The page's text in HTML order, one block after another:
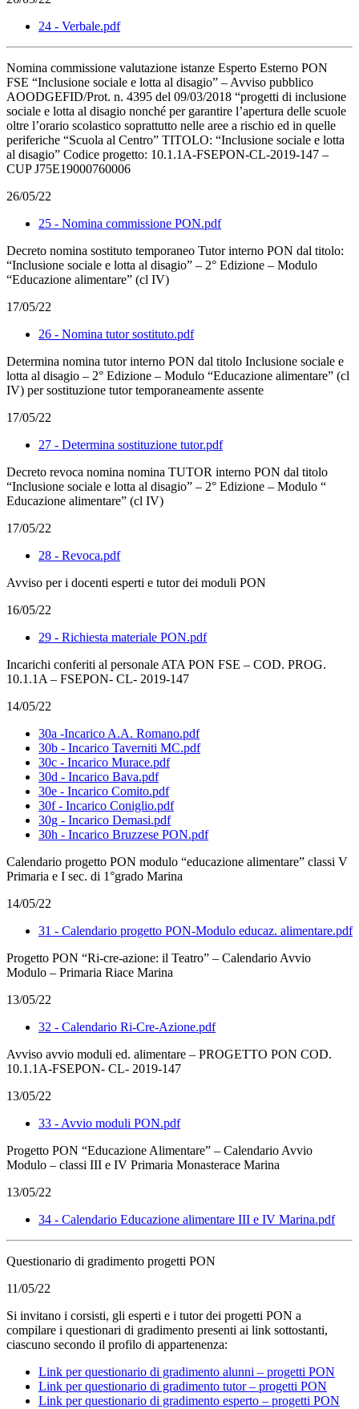
24 - Verbale.pdf
Nomina commissione valutazione istanze Esperto Esterno PON
FSE “Inclusione sociale e lotta al disagio” – Avviso pubblico
AOODGEFID/Prot. n. 4395 del 09/03/2018 “progetti di inclusione
sociale e lotta al disagio nonché per garantire l’apertura delle scuole
oltre l’orario scolastico soprattutto nelle aree a rischio ed in quelle
periferiche “Scuola al Centro” TITOLO: “Inclusione sociale e lotta
al disagio” Codice progetto: 10.1.1A-FSEPON-CL-2019-147 –
CUP J75E19000760006
26/05/22
25 - Nomina commissione PON.pdf
Decreto nomina sostituto temporaneo Tutor interno PON dal titolo:
“Inclusione sociale e lotta al disagio” – 2° Edizione – Modulo
“Educazione alimentare” (cl IV)
17/05/22
26 - Nomina tutor sostituto.pdf
Determina nomina tutor interno PON dal titolo Inclusione sociale e
lotta al disagio – 2° Edizione – Modulo “Educazione alimentare” (cl
IV) per sostituzione tutor temporaneamente assente
17/05/22
27 - Determina sostituzione tutor.pdf
Decreto revoca nomina nomina TUTOR interno PON dal titolo
“Inclusione sociale e lotta al disagio” – 2° Edizione – Modulo “
Educazione alimentare” (cl IV)
17/05/22
28 - Revoca.pdf
Avviso per i docenti esperti e tutor dei moduli PON
16/05/22
29 - Richiesta materiale PON.pdf
Incarichi conferiti al personale ATA PON FSE – COD. PROG.
10.1.1A – FSEPON- CL- 2019-147
14/05/22
30a -Incarico A.A. Romano.pdf
30b - Incarico Taverniti MC.pdf
30c - Incarico Murace.pdf
30d - Incarico Bava.pdf
30e - Incarico Comito.pdf
30f - Incarico Coniglio.pdf
30g - Incarico Demasi.pdf
30h - Incarico Bruzzese PON.pdf
Calendario progetto PON modulo “educazione alimentare” classi V
Primaria e I sec. di 1°grado Marina
14/05/22
31 - Calendario progetto PON-Modulo educaz. alimentare.pdf
Progetto PON “Ri-cre-azione: il Teatro” – Calendario Avvio
Modulo – Primaria Riace Marina
13/05/22
32 - Calendario Ri-Cre-Azione.pdf
Avviso avvio moduli ed. alimentare – PROGETTO PON COD.
10.1.1A-FSEPON- CL- 2019-147
13/05/22
33 - Avvio moduli PON.pdf
Progetto PON “Educazione Alimentare” – Calendario Avvio
Modulo – classi III e IV Primaria Monasterace Marina
13/05/22
34 - Calendario Educazione alimentare III e IV Marina.pdf
Questionario di gradimento progetti PON
11/05/22
Si invitano i corsisti, gli esperti e i tutor dei progetti PON a
compilare i questionari di gradimento presenti ai link sottostanti,
ciascuno secondo il profilo di appartenenza:
Link per questionario di gradimento alunni – progetti PON
Link per questionario di gradimento tutor – progetti PON
Link per questionario di gradimento esperto – progetti PON